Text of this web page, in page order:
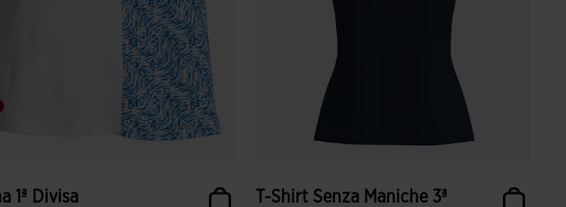
1ª Divisa T-Shirt Senza Maniche 3ª